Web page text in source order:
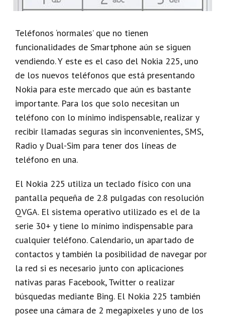
Teléfonos ‘normales’ que no tienen
funcionalidades de Smartphone aún se siguen
vendiendo. Y este es el caso del Nokia 225, uno
de los nuevos teléfonos que está presentando
Nokia para este mercado que aún es bastante
importante. Para los que solo necesitan un
teléfono con lo mínimo indispensable, realizar y
recibir llamadas seguras sin inconvenientes, SMS,
Radio y Dual-Sim para tener dos líneas de
teléfono en una.
El Nokia 225 utiliza un teclado físico con una
pantalla pequeña de 2.8 pulgadas con resolución
QVGA. El sistema operativo utilizado es el de la
serie 30+ y tiene lo mínimo indispensable para
cualquier teléfono. Calendario, un apartado de
contactos y también la posibilidad de navegar por
la red si es necesario junto con aplicaciones
nativas paras Facebook, Twitter o realizar
búsquedas mediante Bing. El Nokia 225 también
posee una cámara de 2 megapixeles y uno de los